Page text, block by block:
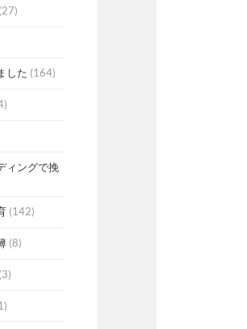
(27)
した (164)
ィングで挽
(142)
(8)
(3)